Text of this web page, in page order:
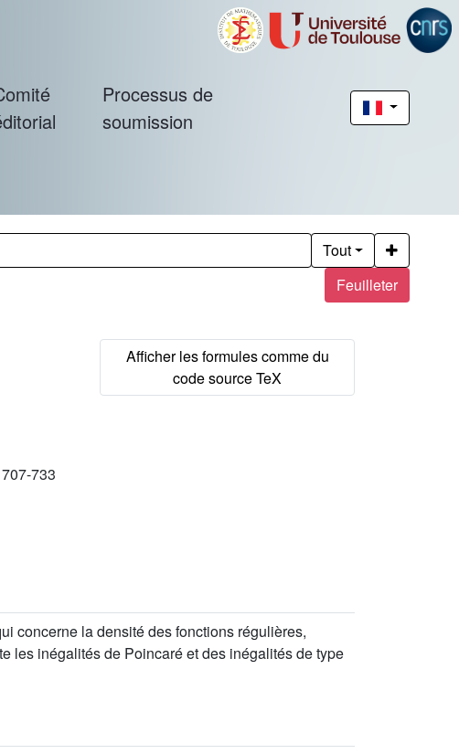
Processus de
soumission
Feuilleter
Tout
733
concerne la densité des fonctions régulières,
les inégalités de Poincaré et des inégalités de type